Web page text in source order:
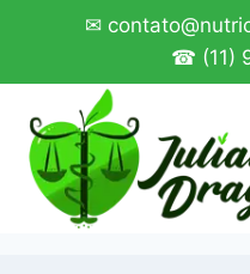
o
Conteúdo
✉
☎ (11)